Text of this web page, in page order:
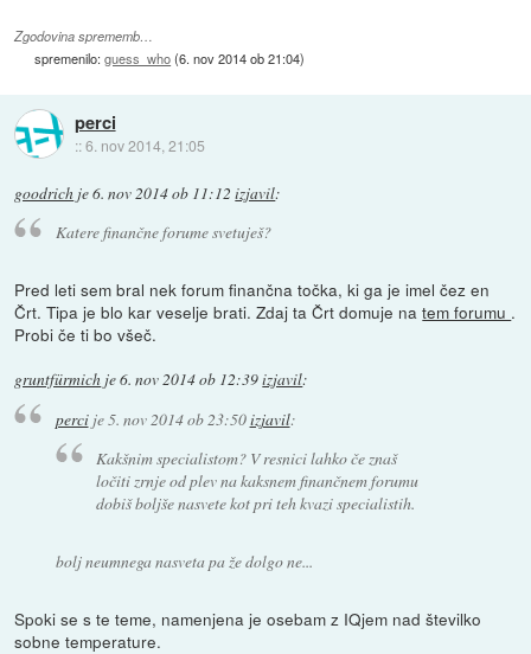
Zgodovina sprememb…
spremenilo:guess_who(6. nov 2014 ob 21:04)
perci
::6. nov 2014, 21:05
goodrich je6. nov 2014 ob 11:12 izjavil:
Katere finančne forume svetuješ?
Pred leti sem bral nek forum finančna točka, ki ga je imel čez en
Črt. Tipa je blo kar veselje brati. Zdaj ta Črt domuje natem forumu .
Probi če ti bo všeč.
gruntfürmich je6. nov 2014 ob 12:39izjavil:
percije5. nov 2014 ob 23:50izjavil:
Kakšnim specialistom? V resnici lahko če znaš
ločiti zrnje od plev na kaksnem finančnem forumu
dobiš boljše nasvete kot pri teh kvazi specialistih.
bolj neumnega nasveta pa že dolgo ne...
Spoki se s te teme, namenjena je osebam z IQjem nad številko
sobne temperature.